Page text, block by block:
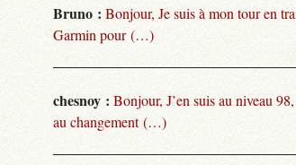
Bruno : Bonjour, Je suis à mon tour en
Garmin pour (…)
chesnoy : Bonjour, J’en suis au niveau
au changement (…)